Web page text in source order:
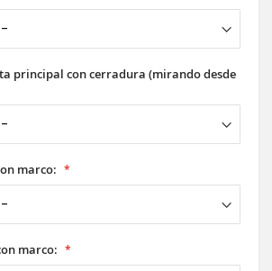
principal con cerradura (mirando desde
marco:
marco: